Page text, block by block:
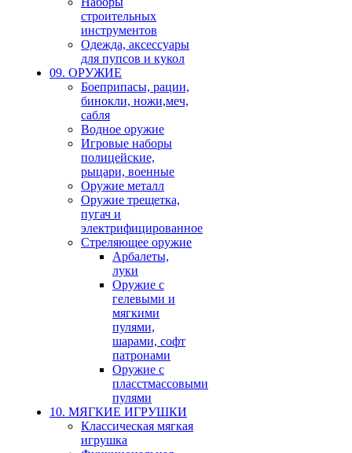
строительных
инструментов
Одежда, аксессуары
для пупсов и кукол
09. ОРУЖИЕ
Боеприпасы, рации,
бинокли, ножи,меч,
сабля
Водное оружие
Игровые наборы
полицейские,
рыцари, военные
Оружие металл
Оружие трещетка,
пугач и
электрифицированное
Стреляющее оружие
Арбалеты,
луки
Оружие с
гелевыми и
мягкими
пулями,
шарами, софт
патронами
Оружие с
пласстмассовыми
пулями
10. МЯГКИЕ ИГРУШКИ
Классическая мягкая
игрушка